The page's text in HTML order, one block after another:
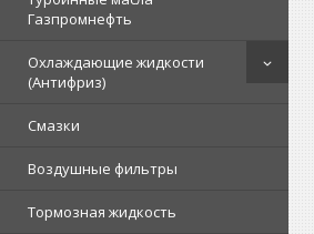
Газпромнефть
Охлаждающие жидкости
(Антифриз)
Смазки
Воздушные фильтры
Тормозная жидкость